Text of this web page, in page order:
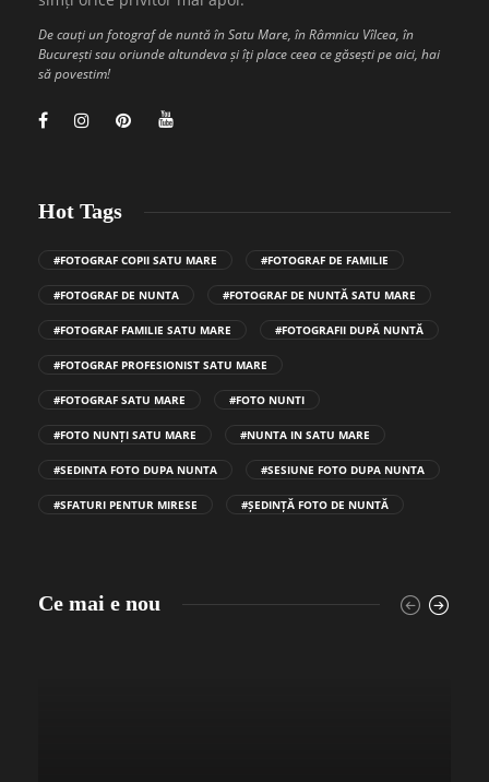
De cauți un fotograf de nuntă în Satu Mare, în Râmnicu Vîlcea, în
București sau oriunde altundeva și îți place ceea ce găsești pe aici, hai
să povestim!
Hot Tags
#FOTOGRAF COPII SATU MARE #FOTOGRAF DE FAMILIE
#FOTOGRAF DE NUNTA #FOTOGRAF DE NUNTĂ SATU MARE
#FOTOGRAF FAMILIE SATU MARE #FOTOGRAFII DUPĂ NUNTĂ
#FOTOGRAF PROFESIONIST SATU MARE
#FOTOGRAF SATU MARE #FOTO NUNTI
#FOTO NUNȚI SATU MARE #NUNTA IN SATU MARE
#SEDINTA FOTO DUPA NUNTA #SESIUNE FOTO DUPA NUNTA
#SFATURI PENTUR MIRESE #ȘEDINȚĂ FOTO DE NUNTĂ
Ce mai e nou